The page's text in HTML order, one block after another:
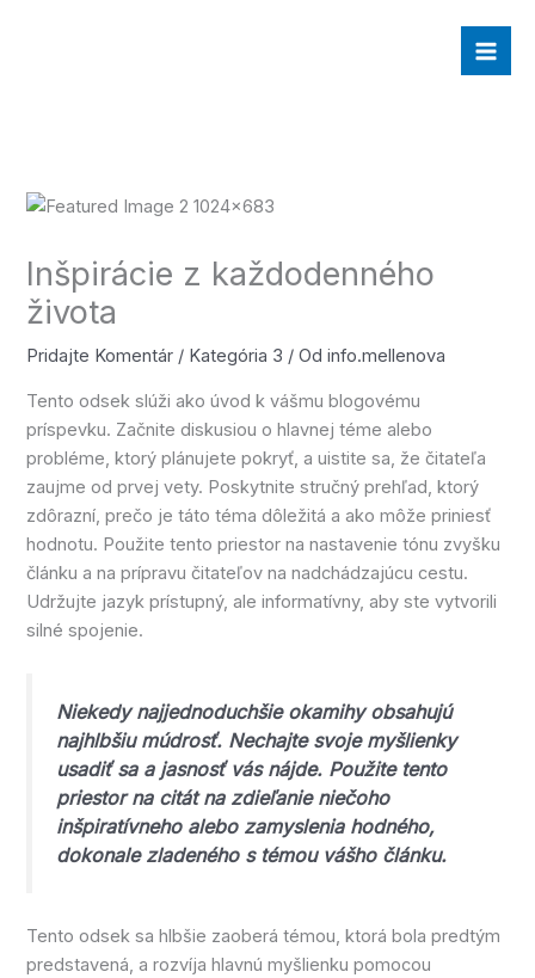
Inšpirácie z každodenného
života
Pridajte Komentár / Kategória 3 / Od info.mellenova
Tento odsek slúži ako úvod k vášmu blogovému
príspevku. Začnite diskusiou o hlavnej téme alebo
probléme, ktorý plánujete pokryť, a uistite sa, že čitateľa
zaujme od prvej vety. Poskytnite stručný prehľad, ktorý
zdôrazní, prečo je táto téma dôležitá a ako môže priniesť
hodnotu. Použite tento priestor na nastavenie tónu zvyšku
článku a na prípravu čitateľov na nadchádzajúcu cestu.
Udržujte jazyk prístupný, ale informatívny, aby ste vytvorili
silné spojenie.
Niekedy najjednoduchšie okamihy obsahujú
najhlbšiu múdrosť. Nechajte svoje myšlienky
usadiť sa a jasnosť vás nájde. Použite tento
priestor na citát na zdieľanie niečoho
inšpiratívneho alebo zamyslenia hodného,
dokonale zladeného s témou vášho článku.
Tento odsek sa hlbšie zaoberá témou, ktorá bola predtým
predstavená, a rozvíja hlavnú myšlienku pomocou